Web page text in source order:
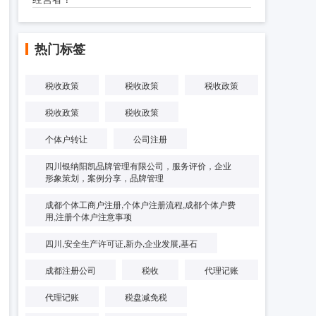
热门标签
税收政策 税收政策 税收政策
税收政策 税收政策
个体户转让 公司注册
四川银纳阳凯品牌管理有限公司，服务评价，企业
形象策划，案例分享，品牌管理
成都个体工商户注册,个体户注册流程,成都个体户费
用,注册个体户注意事项
四川,安全生产许可证,新办,企业发展,基石
成都注册公司 税收 代理记账
代理记账 税盘减免税